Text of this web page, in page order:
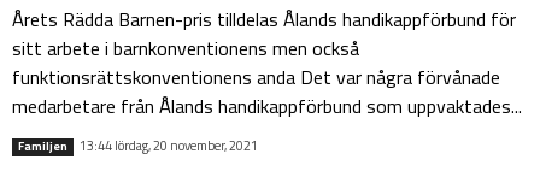
Årets Rädda Barnen-pris tilldelas Ålands handikappförbund för
sitt arbete i barnkonventionens men också
funktionsrättskonventionens anda Det var några förvånade
medarbetare från Ålands handikappförbund som uppvaktades...
Familjen 13:44 lördag, 20 november, 2021